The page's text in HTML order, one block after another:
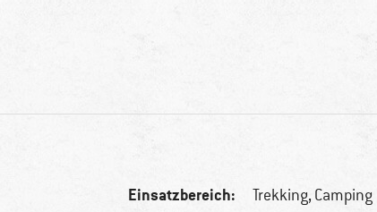
Einsatzbereich: Trekking, Camping